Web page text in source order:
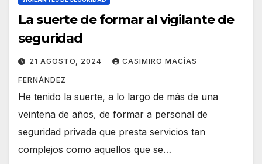
La suerte de formar al vigilante de
seguridad
21 AGOSTO, 2024 CASIMIRO MACÍAS
FERNÁNDEZ
He tenido la suerte, a lo largo de más de una
veintena de años, de formar a personal de
seguridad privada que presta servicios tan
complejos como aquellos que se…